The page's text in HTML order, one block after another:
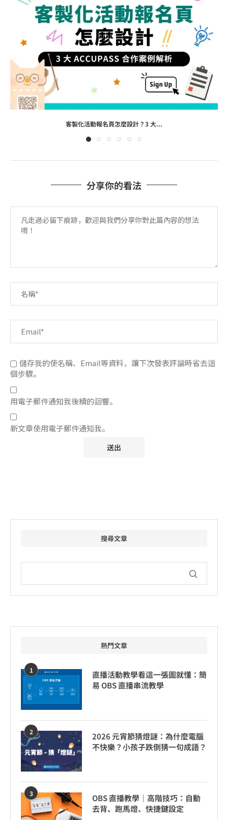
客製化活動報名頁怎麼設計？3 大...
分享你的看法
儲存我的使名稱、Email等資料，讓下次發表評論時省去這
個步驟。
用電子郵件通知我後續的迴響。
新文章使用電子郵件通知我。
搜尋文章
熱門文章
1
直播活動教學看這一張圖就懂：簡
易 OBS 直播串流教學
2
2026 元宵節猜燈謎：為什麼電腦
不快樂？小孩子跌倒猜一句成語？
3
OBS 直播教學｜高階技巧：自動
去背、跑馬燈、快捷鍵設定